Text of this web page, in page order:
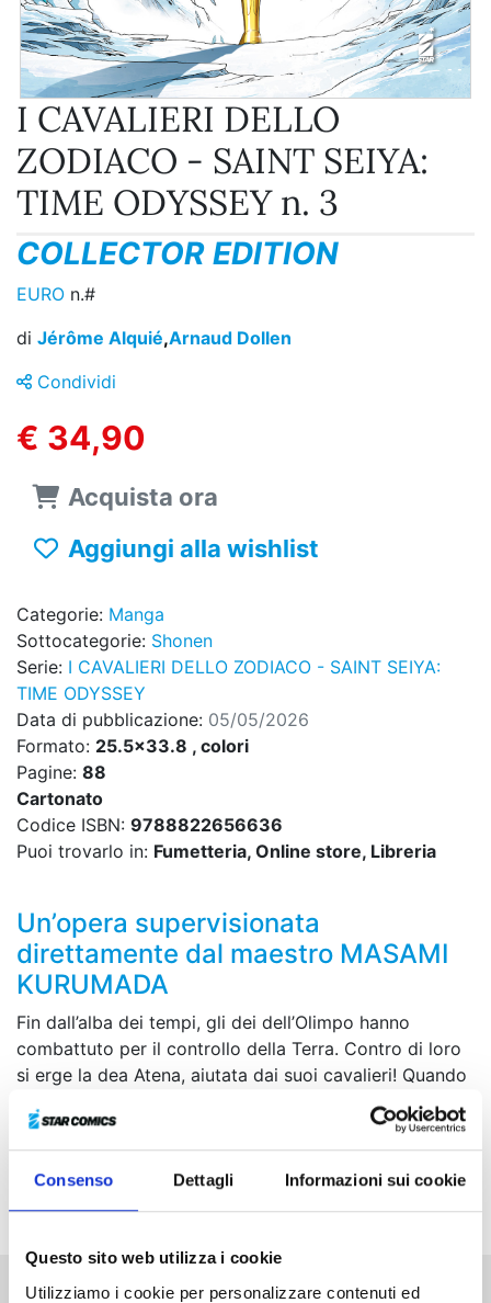
Consenso Dettagli Informazioni sui cookie
Questo sito web utilizza i cookie
Utilizziamo i cookie per personalizzare contenuti ed
I CAVALIERI DELLO
ZODIACO - SAINT SEIYA:
TIME ODYSSEY n. 3
COLLECTOR EDITION
EURO n.#
di Jérôme Alquié,Arnaud Dollen
Condividi
€ 34,90
Acquista ora
Aggiungi alla wishlist
Categorie: Manga
Sottocategorie: Shonen
Serie: I CAVALIERI DELLO ZODIACO - SAINT SEIYA:
TIME ODYSSEY
Data di pubblicazione: 05/05/2026
Formato: 25.5x33.8 , colori
Pagine: 88
Cartonato
Codice ISBN: 9788822656636
Puoi trovarlo in: Fumetteria, Online store, Libreria
Un’opera supervisionata
direttamente dal maestro MASAMI
KURUMADA
Fin dall’alba dei tempi, gli dei dell’Olimpo hanno
combattuto per il controllo della Terra. Contro di loro
si erge la dea Atena, aiutata dai suoi cavalieri! Quando
un nuovo avversario entra in scena, il futuro stesso dei
Cavalieri è in pericolo.
COLLECTOR EDITION con grande formato! Contiene